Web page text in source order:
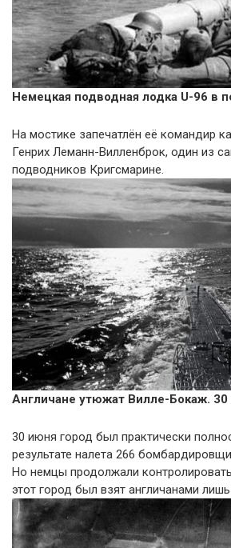
Немецкая подводная лодка U-96 в
На мостике запечатлён её командир
Генрих Леманн-Вилленброк, один из
подводников Кригсмарине.
Англичане утюжат Вилле-Бокаж. 30
30 июня город был практически
результате налета 266
Но немцы продолжали
этот город был взят англичанами лишь